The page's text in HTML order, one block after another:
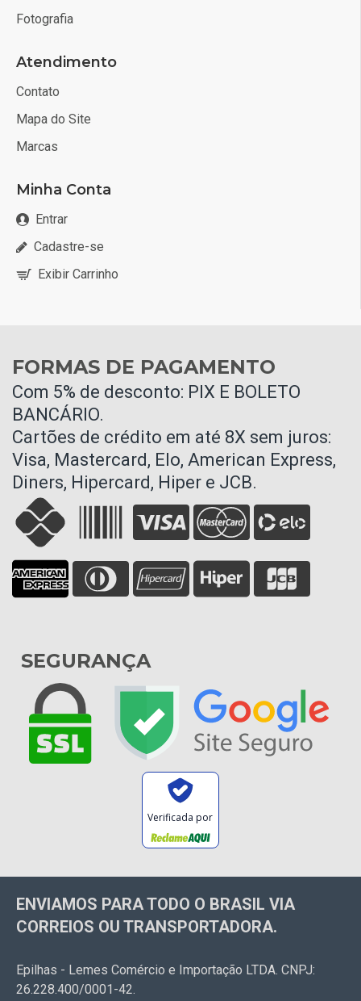
Fotografia
Atendimento
Contato
Mapa do Site
Marcas
Minha Conta
Entrar
Cadastre-se
Exibir Carrinho
FORMAS DE PAGAMENTO
Com 5% de desconto: PIX E BOLETO
BANCÁRIO.
Cartões de crédito em até 8X sem juros:
Visa, Mastercard, Elo, American Express,
Diners, Hipercard, Hiper e JCB.
SEGURANÇA
Verificada por
ENVIAMOS PARA TODO O BRASIL VIA
CORREIOS OU TRANSPORTADORA.
Epilhas - Lemes Comércio e Importação LTDA. CNPJ:
26.228.400/0001-42.